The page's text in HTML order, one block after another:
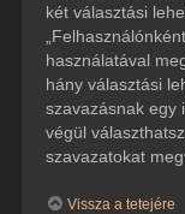
két választási
használatával
hány választási
szavazásnak egy
végül
szavazatokat
Vissza a tetejére